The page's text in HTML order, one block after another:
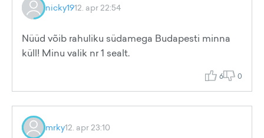
nicky1912. apr 22:54
Nüüd võib rahuliku südamega Budapesti minna
küll! Minu valik nr 1 sealt.
6 0
mrky12. apr 23:10